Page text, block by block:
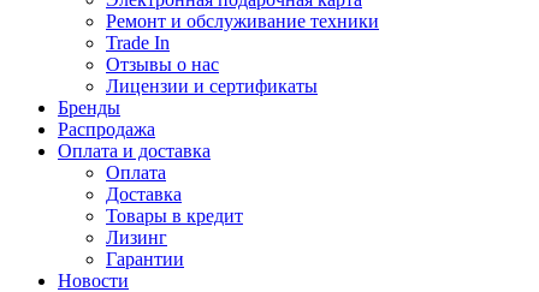
Ремонт и обслуживание техники
Trade In
Отзывы о нас
Лицензии и сертификаты
Бренды
Распродажа
Оплата и доставка
Оплата
Доставка
Товары в кредит
Лизинг
Гарантии
Новости